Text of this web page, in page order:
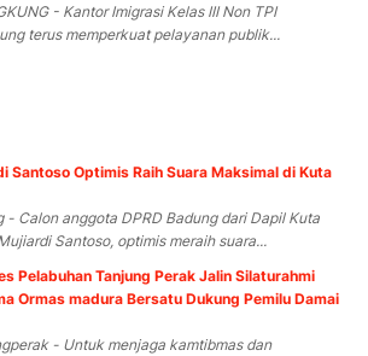
- Kantor Imigrasi Kelas III Non TPI
terus memperkuat pelayanan publik...
Santoso Optimis Raih Suara Maksimal di Kuta
- Calon anggota DPRD Badung dari Dapil Kuta
Santoso, optimis meraih suara...
Pelabuhan Tanjung Perak Jalin Silaturahmi
Ormas madura Bersatu Dukung Pemilu Damai
- Untuk menjaga kamtibmas dan